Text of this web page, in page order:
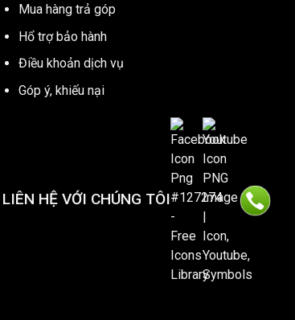
Mua hàng trả góp
Hổ trợ bảo hành
Điều khoản dịch vụ
Góp ý, khiếu nại
LIÊN HỆ VỚI CHÚNG TÔI